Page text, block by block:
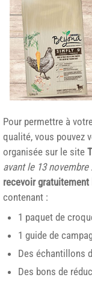
Pour permettre à
qualité, vous pouvez
organisée sur le site
avant le 13 novembre
recevoir gratuitement
contenant :
1 paquet de
1 guide de
Des échantillons
Des bons de